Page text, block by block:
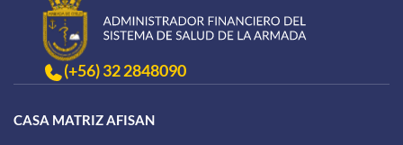
Glosario de Términos
Preguntas Frecuentes
(+56) 32 2848090
CASA MATRIZ AFISAN